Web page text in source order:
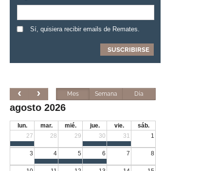
Sí, quisiera recibir emails de Remates.
Mes Semana Día
agosto 2026
lun. mar. mié. jue. vie.
sáb.
27
28 29 30 31 1
3 4 5 6 7 8